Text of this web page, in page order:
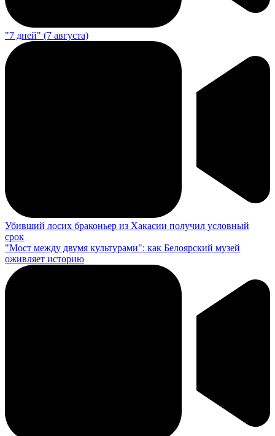
"7 дней" (7 августа)
Убивший лосих браконьер из Хакасии получил условный
срок
"Мост между двумя культурами": как Белоярский музей
оживляет историю